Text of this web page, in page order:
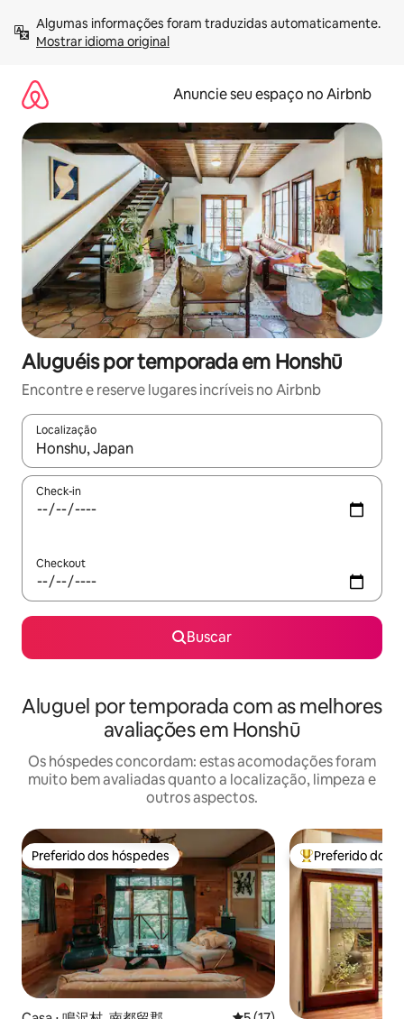
para
Mostrar idioma original
Anuncie seu espaço no Airbnb
Aluguéis por temporada em Honshū
Encontre e reserve lugares incríveis no Airbnb
Localização
Quando os resultados estiverem disponíveis, explore-os
Check-in
Checkout
Buscar
Aluguel por temporada com as melhores
avaliações em Honshū
Os hóspedes concordam: estas acomodações foram
muito bem avaliadas quanto a localização, limpeza e
outros aspectos.
Preferido dos hóspedes
Preferido dos hóspedes Entre os
Preferido dos